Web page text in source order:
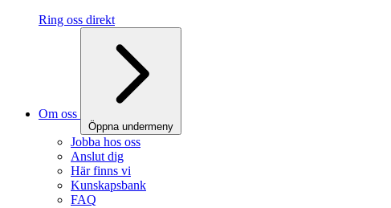
Ring oss direkt
Om oss
Öppna undermeny
Jobba hos oss
Anslut dig
Här finns vi
Kunskapsbank
FAQ